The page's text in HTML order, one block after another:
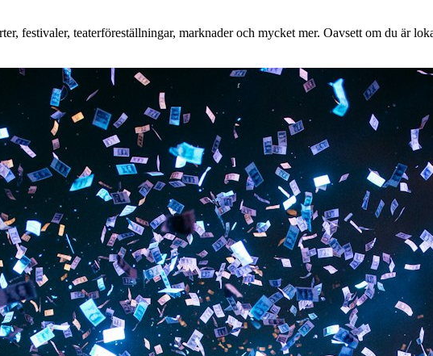
festivaler, teaterföreställningar, marknader och mycket mer. Oavsett om du är